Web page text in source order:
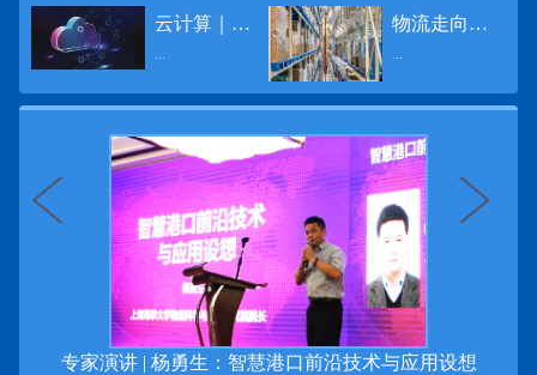
云计算｜边缘计算将为物联网行业带来巨大增长
...
物流走向未来的“魔法师”
...
专家演讲 | 杨勇生：智慧港口前沿技术与应用设想